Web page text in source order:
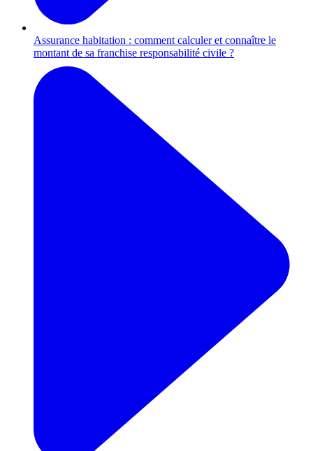
Assurance habitation : comment calculer et connaître le
montant de sa franchise responsabilité civile ?